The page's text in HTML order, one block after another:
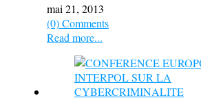
mai 21, 2013
(0) Comments
Read more...